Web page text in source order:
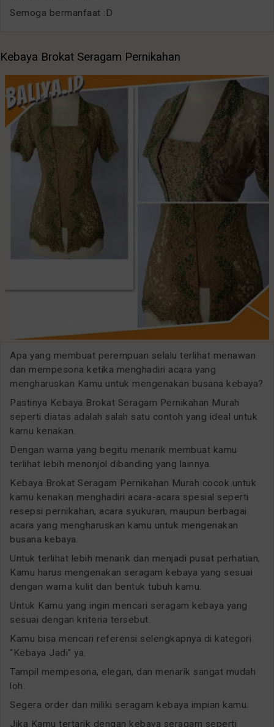
Semoga bermanfaat :D
Kebaya Brokat Seragam Pernikahan
Apa yang membuat perempuan selalu terlihat menawan
dan mempesona ketika menghadiri acara yang
mengharuskan Kamu untuk mengenakan busana kebaya?
Pastinya Kebaya Brokat Seragam Pernikahan Murah
seperti diatas adalah salah satu contoh yang ideal untuk
kamu kenakan.
Dengan warna yang begitu menarik membuat kamu
terlihat lebih menonjol dibanding yang lainnya.
Kebaya Brokat Seragam Pernikahan Murah cocok untuk
kamu kenakan menghadiri acara-acara spesial seperti
resepsi pernikahan, acara syukuran, maupun berbagai
acara yang mengharuskan kamu untuk mengenakan
busana kebaya.
Untuk terlihat lebih menarik dan menjadi pusat perhatian,
Kamu harus mengenakan seragam kebaya yang sesuai
dengan warna kulit dan bentuk tubuh kamu.
Untuk Kamu yang ingin mencari seragam kebaya yang
sesuai dengan kriteria tersebut.
Kamu bisa mencari referensi selengkapnya di kategori
"Kebaya Jadi" ya.
Tampil mempesona, elegan, dan menarik sangat mudah
loh.
Segera order dan miliki seragam kebaya impian kamu.
Jika Kamu tertarik dengan kebaya seragam seperti